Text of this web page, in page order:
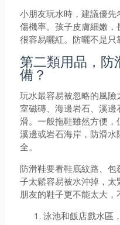
小朋友玩水時，建議優
傷機率。孩子皮膚細嫩，
很容易曬紅。防曬不是只
第二類用品，防
備？
玩水最容易被忽略的風
室磁磚、海邊岩石、溪
滑。一般拖鞋雖然方便
溪邊或岩石海岸，防滑
全。
防滑鞋要看鞋底紋路、
子太鬆容易被水沖掉，
朋友的鞋子更不能太大，
泳池和飯店戲水區